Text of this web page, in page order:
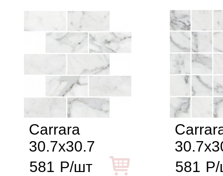
Carrara
30.7x30.7
581 Р/шт
581